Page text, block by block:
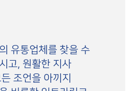
유통업체를 찾을 수
고, 원활한 지사
조언을 아끼지